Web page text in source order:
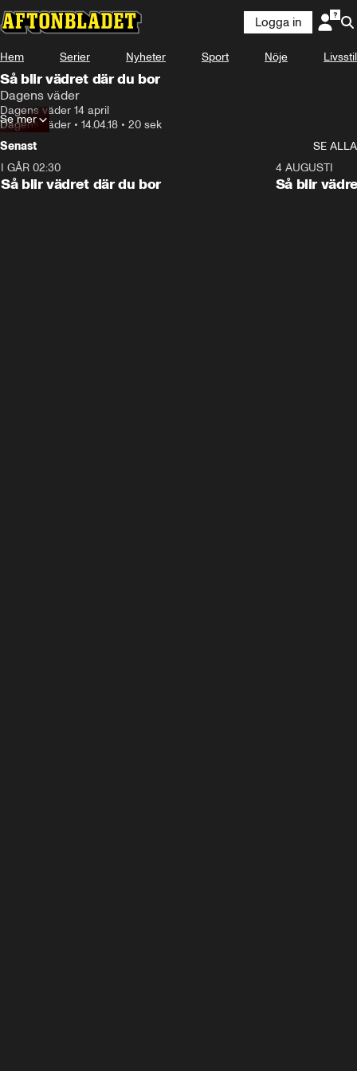
Logga in
Hem Serier Nyheter Sport Nöje Livsstil
Så blir vädret där du bor
Dagens väder
Dagens väder 14 april
Dagens väder • 14.04.18 • 20 sek
Se mer
Senast
SE ALLA
I GÅR 02:30
Så blir vädret där du bor
4 AUGUSTI
Så blir